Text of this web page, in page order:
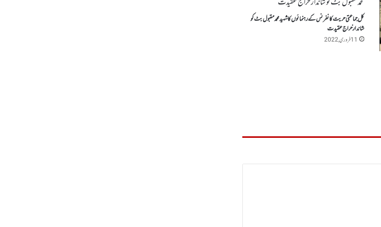
کل جماعتی حریت کانفرنس کے رہنمائوں کا شہید محمد مقبول بٹ کو
شاندار خراج عقیدت
11 فروری, 2022